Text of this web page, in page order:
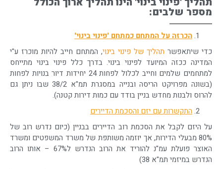
מספר שלבים:
הכרזה על המתחם כמתחם 'פינוי בינוי'
כדי שיתאפשר תהליך של פינוי בינוי, המתחם חייב להיות מוכרז ע"י
המדינה ככזה המיועד לפינוי בינוי. בדרך כלל פינוי בינוי מתייחס
למתחמים שלמים וחייב לכלול לפחות 24 יחידות דיור בנויות לפחות
(בשונה מפרויקט הריסה ובנייה במסגרת תמ"א 38/2 שבו ניתן גם
להרוס ולבנות מחדש בניין בודד עם כמות דירות קטנה).
התקשרות עם יזם והסכמת הדיירים
על היזם לקבל את הסכמת רוב הדיירים בבניין (כיום נדרש רוב של
80% מבעלי הדירות, אך יוזמה משותפת של משרד המשפטים ומשרד
האוצר פועלת עמ"נ להוריד את הרוב הנדרש ל67% – אותו הרוב
הנדרש במיזמי תמ"א 38)